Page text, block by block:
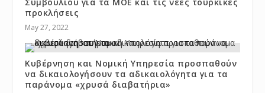
προκλήσεις
May 27, 2022
Κυβέρνηση και Νομική Υπηρεσία προσπαθούν
να δικαιολογήσουν τα αδικαιολόγητα για τα
παράνομα «χρυσά διαβατήρια»